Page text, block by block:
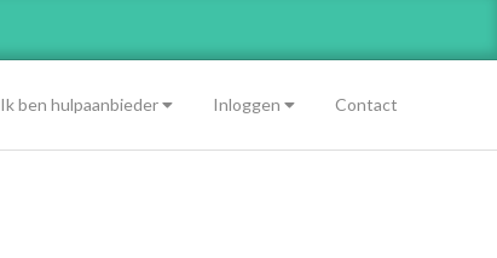
Ik ben hulpaanbieder Inloggen Contact